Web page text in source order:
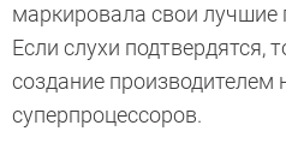
маркировала свои лучшие
Если слухи подтвердятся,
создание производителем
суперпроцессоров.